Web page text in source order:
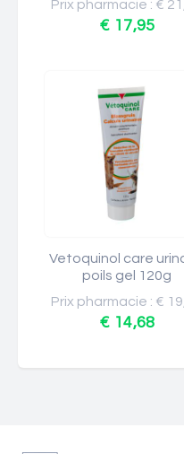
Prix pharmacie : €
€ 17,95
Vetoquinol care
poils gel 120g
Prix pharmacie : €
€ 14,68